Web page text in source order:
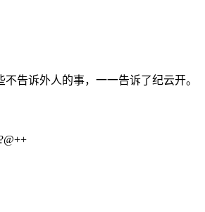
告诉外人的事，一一告诉了纪云开。